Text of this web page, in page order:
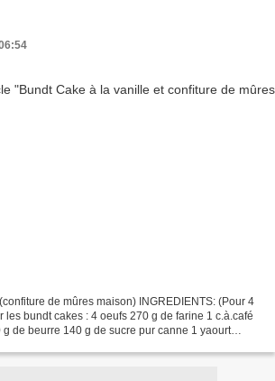
de mûres maison) INGREDIENTS: (Pour 4
les bundt cakes : 4 oeufs 270 g de farine 1 c.à.café
de beurre 140 g de sucre pur canne 1 yaourt